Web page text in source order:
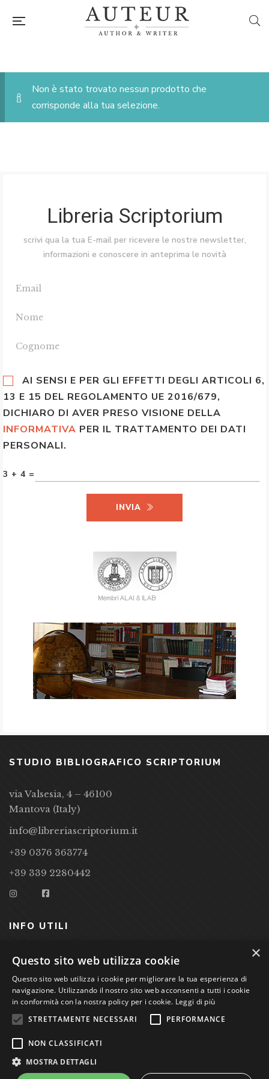
Non è stato trovato nessun prodotto che
corrisponde alla tua selezione.
Libreria Scriptorium
scrivi qua la tua E-mail per ricevere le nostre newsletter,
informazioni e conoscere in anteprima le novità
AI SENSI E PER GLI EFFETTI DEGLI ARTICOLI 6,
13 E 15 DEL REGOLAMENTO UE 2016/679,
DICHIARO DI AVER PRESO VISIONE DELLA
INFORMATIVA PER IL TRATTAMENTO DEI DATI
PERSONALI.
3 + 4 =
INVIA
STUDIO BIBLIOGRAFICO SCRIPTORIUM
via Valsesia, 4 – 46100
Mantova (Italy)
info@libreriascriptorium.it
+39 0376 363774
+39 339 2280442
INFO UTILI
CONDIZIONI DI VENDITA
PRIVACY POLICY
COOKIE POLICY
Studio Bibliografico Scriptorium Dott.ssa Sara Bassi VAT
nr. 01744000207
×
Questo sito web utilizza cookie
Questo sito web utilizza i cookie per migliorare la tua esperienza di
navigazione. Utilizzando il nostro sito web acconsenti a tutti i cookie
in conformità con la nostra policy per i cookie. Leggi di più
STRETTAMENTE NECESSARI
PERFORMANCE
NON CLASSIFICATI
MOSTRA DETTAGLI